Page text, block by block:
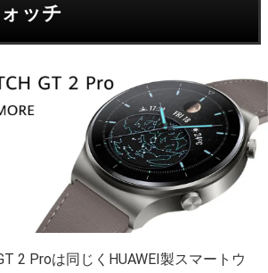
ッチ
2 Proは同じくHUAWEI製スマートウ